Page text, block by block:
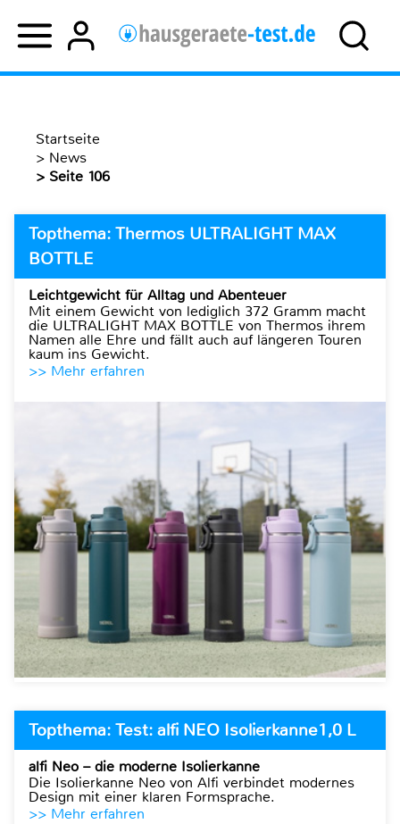
Startseite
> News
> Seite 106
Topthema: Thermos ULTRALIGHT MAX
BOTTLE
Leichtgewicht für Alltag und Abenteuer
Mit einem Gewicht von lediglich 372 Gramm macht
die ULTRALIGHT MAX BOTTLE von Thermos ihrem
Namen alle Ehre und fällt auch auf längeren Touren
kaum ins Gewicht.
>> Mehr erfahren
Topthema: Test: alfi NEO Isolierkanne1,0 L
alfi Neo – die moderne Isolierkanne
Die Isolierkanne Neo von Alfi verbindet modernes
Design mit einer klaren Formsprache.
>> Mehr erfahren